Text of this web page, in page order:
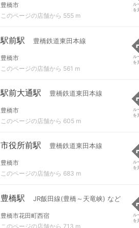
豊橋市
このページの店舗から 555 m
ル
を
駅前駅 豊橋鉄道東田本線
豊橋市
このページの店舗から 561 m
ル
を
駅前大通駅 豊橋鉄道東田本線
豊橋市
このページの店舗から 605 m
ル
を
市役所前駅 豊橋鉄道東田本線
豊橋市
このページの店舗から 683 m
ル
を
豊橋駅 JR飯田線(豊橋～天竜峡) など
豊橋市花田町西宿
このページの店舗から 713 m
ル
を